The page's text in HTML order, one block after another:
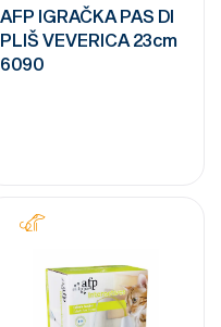
AFP IGRAČKA PAS DI
PLIŠ VEVERICA 23cm
6090